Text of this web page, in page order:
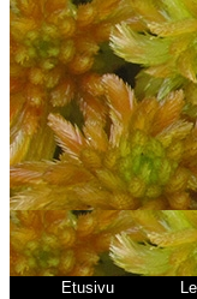
Etusivu